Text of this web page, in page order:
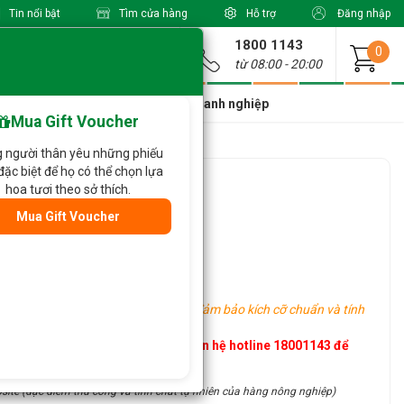
Tin nổi bật Tìm cửa hàng Hỗ trợ Đăng nhập
1800 1143
từ 08:00 - 20:00
0
Dành cho doanh nghiệp
vực khác nhau, tuy nhiên vẫn đảm bảo kích cỡ chuẩn và tính
hàng vui lòng đặt trước hoặc liên hệ hotline 18001143 để
(đặc điểm thủ công và tính chất tự nhiên của hàng nông nghiệp)
Mua Gift Voucher
người thân yêu những phiếu
biệt để họ có thể chọn lựa
hoa tươi theo sở thích.
Mua Gift Voucher